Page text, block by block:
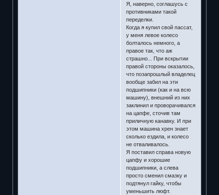
Я, наверно, соглашусь с
противниками такой
переделки.
Когда я купил свой пассат,
у меня левое колесо
болталось немного, а
правое так, что аж
страшно... При вскрытии
правой стороны оказалось,
что позапрошлый владелец
вообще забил на эти
подшипники (как и на всю
машину), внешний из них
заклинил и проворачивался
на цапфе, сточив там
приличную канавку. И при
этом машина хрен знает
сколько ездила, и колесо
не отваливалось.
Я поставил справа новую
цапфу и хорошие
подшипники, а слева
просто сменил смазку и
подтянул гайку, чтобы
уменьшить люфт.